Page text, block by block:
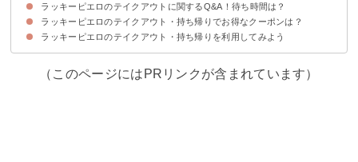
ラッキーピエロのテイクアウトに関するQ&A！待ち時間は？
Q1、持ち帰りの営業時間は？何時から・何時まで？
Q2、対応している支払い方法は？
Q3、テイクアウトの待ち時間はどれくらい？
ラッキーピエロのテイクアウト・持ち帰りでお得なクーポンは？
ラッキーピエロのテイクアウト・持ち帰りを利用してみよう
（このページにはPRリンクが含まれています）